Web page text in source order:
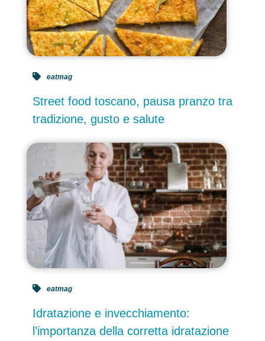
Street food toscano, pausa pranzo tra
tradizione, gusto e salute
eatmag
Idratazione e invecchiamento:
l’importanza della corretta idratazione
eatmag